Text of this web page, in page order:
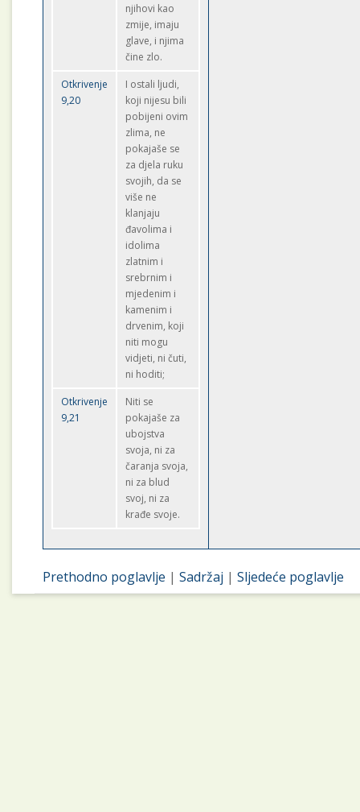
njihovi kao
zmije, imaju
glave, i njima
čine zlo.
Otkrivenje
9,20
I ostali ljudi,
koji nijesu bili
pobijeni ovim
zlima, ne
pokajaše se
za djela ruku
svojih, da se
više ne
klanjaju
đavolima i
idolima
zlatnim i
srebrnim i
mjedenim i
kamenim i
drvenim, koji
niti mogu
vidjeti, ni čuti,
ni hoditi;
Otkrivenje
9,21
Niti se
pokajaše za
ubojstva
svoja, ni za
čaranja svoja,
ni za blud
svoj, ni za
krađe svoje.
Prethodno poglavlje |Sadržaj |Sljedeće poglavlje